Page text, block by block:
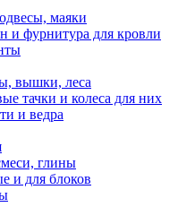
маяки
и фурнитура для кровли
вышки, леса
тачки и колеса для них
и ведра
глины
и для блоков